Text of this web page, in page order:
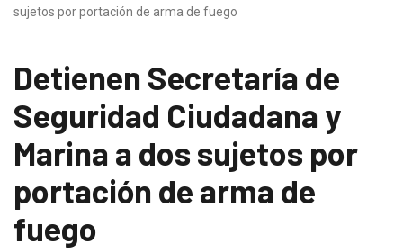
sujetos por portación de arma de fuego
Detienen Secretaría de
Seguridad Ciudadana y
Marina a dos sujetos por
portación de arma de
fuego